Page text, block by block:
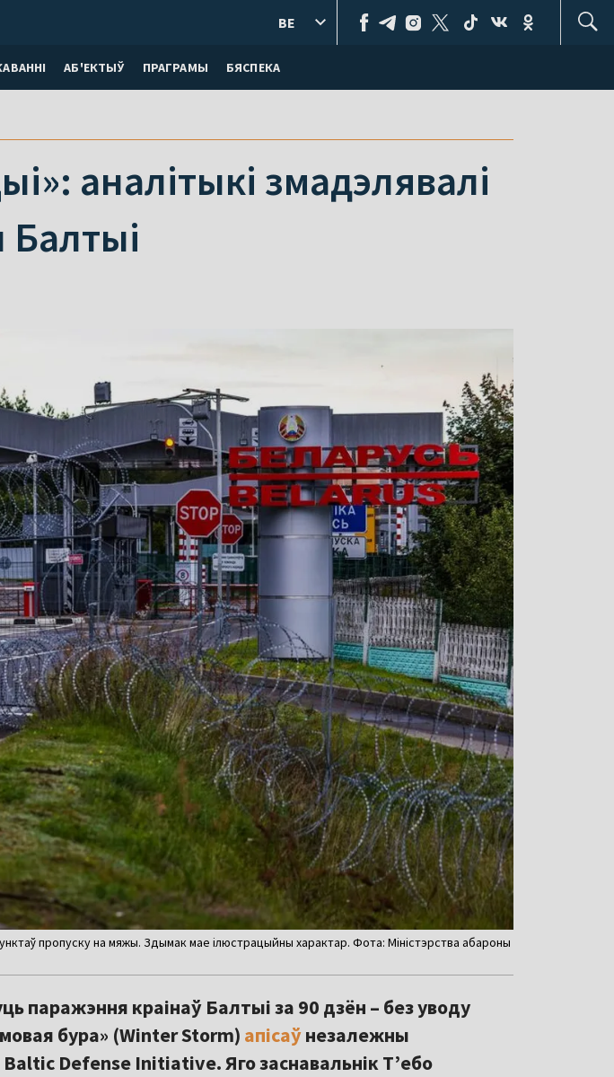
АБ'ЕКТЫЎ ПРАГРАМЫ БЯСПЕКА
BE
аналітыкі змадэлявалі
Балтыі
пропуску на мяжы. Здымак мае ілюстрацыйны характар. Фота: Міністэрства абароны
паражэння краінаў Балтыі за 90 дзён – без уводу
бура» (Winter Storm) апісаўнезалежны
Defense Initiative. Яго заснавальнік Т’ебо